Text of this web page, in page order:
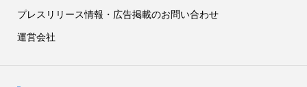
プレスリリース情報・広告掲載のお問い合わせ
運営会社